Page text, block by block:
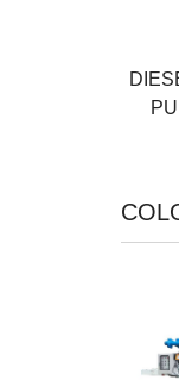
8
11.6